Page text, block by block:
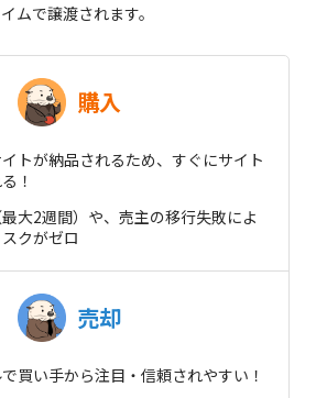
ムで譲渡されます。
購入
トが納品されるため、すぐにサイト
！
大2週間）や、売主の移行失敗によ
クがゼロ
売却
買い手から注目・信頼されやすい！